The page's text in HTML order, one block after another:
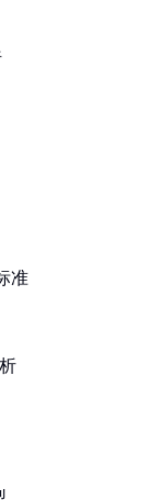
准